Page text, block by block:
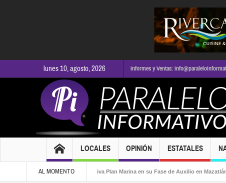
lunes 10, agosto, 2026 Informes y Ventas:
LOCALES OPINIÓN ESTATALES
AL MOMENTO
Marina activa Plan Marina en su Fase de Auxilio en Mazatlán,